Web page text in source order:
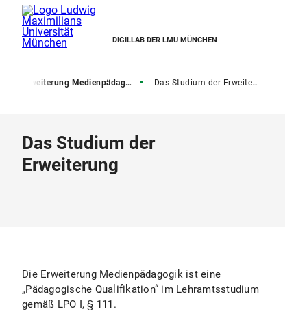
DIGILLAB DER LMU MÜNCHEN
Erweiterung Medienpädagogik Das Studium der Erweiterung
Das Studium der
Erweiterung
Die Erweiterung Medienpädagogik ist eine
„Pädagogische Qualifikation“ im Lehramtsstudium
gemäß LPO I, § 111.